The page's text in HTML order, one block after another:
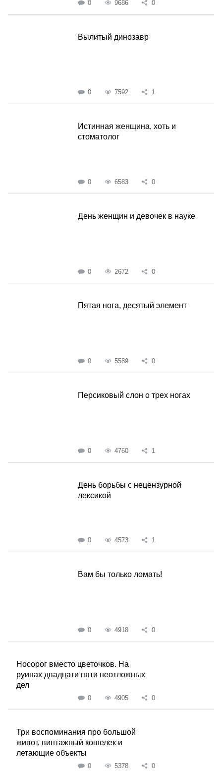
0 9686 0
Вылитый динозавр
0 7592 1
Истинная женщина, хоть и
стоматолог
0 6583 0
День женщин и девочек в науке
0 2672 0
Пятая нога, десятый элемент
0 5589 0
Персиковый слон о трех ногах
0 4760 1
День борьбы с нецензурной
лексикой
0 4573 1
Вам бы только ломать!
0 4918 0
Носорог вместо цветочков. На
руинах двадцати пяти неотложных
дел
0 4905 0
Три воспоминания про большой
живот, винтажный кошелек и
летающие объекты
0 5378 0